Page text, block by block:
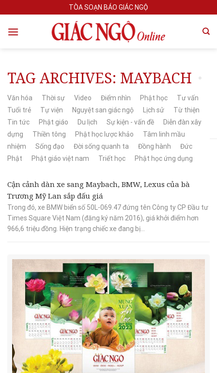
to
content
TÒA SOẠN BÁO GIÁC NGỘ
TAG ARCHIVES: MAYBACH
Văn hóa Thời sự Video Điểm nhìn Phật học
Tư vấn
Tuổi trẻ
Tự viện Nguyệt san giác ngộ Lịch sử
Từ thiện
Tin tức
Phật giáo Du lịch Sự kiện - vấn đề
Diễn đàn xây
dựng
Thiền tông Phật học lược khảo
Tâm linh mầu
nhiệm
Sống đạo Đời sống quanh ta Đồng hành
Đức
Phật
Phật giáo việt nam Triết học Phật học ứng dụng
Cận cảnh dàn xe sang Maybach, BMW, Lexus của bà
Trương Mỹ Lan sắp đấu giá
Trong đó, xe BMW biển số 50L-069.47 đứng tên Công ty CP Đầu tư
Times Square Việt Nam (đăng ký năm 2016), giá khởi điểm hơn
966,6 triệu đồng. Hiện trạng chiếc xe đang bị...